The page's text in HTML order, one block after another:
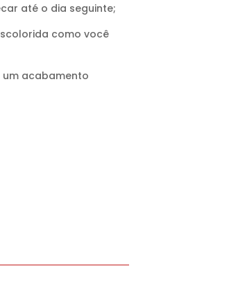
até o dia seguinte;
como você
um acabamento